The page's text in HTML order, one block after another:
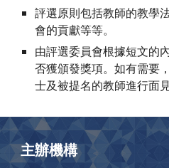
評選原則包括教師的教學
會的貢獻等等。
由評選委員會根據短文的
否獲頒發獎項。如有需要
士及被提名的教師進行面
主辦機構